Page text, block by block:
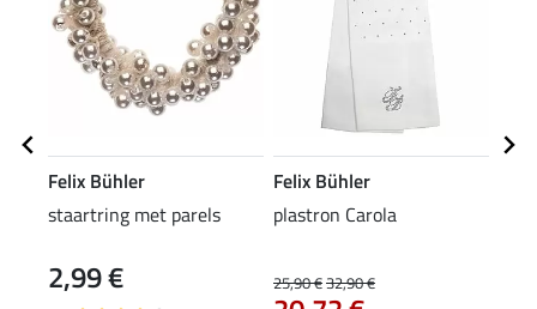
Felix Bühler
staartring met parels
2,99 €
Felix Bühler
plastron Carola
25,90 €32,90 €